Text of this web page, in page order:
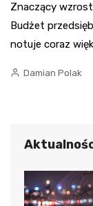
Znaczący
Budżet
notuje coraz
Damian Polak